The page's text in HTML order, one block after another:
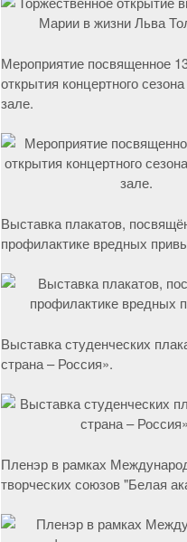
Мероприятие посвященное
открытия концертного
зале.
Выставка плакатов,
профилактике вредных
Выставка студенческих
страна – Россия».
Пленэр в рамках
творческих союзов "Белая